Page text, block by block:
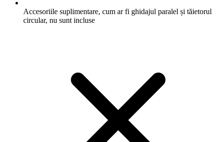
Accesoriile suplimentare, cum ar fi ghidajul paralel și tăietorul
circular, nu sunt incluse